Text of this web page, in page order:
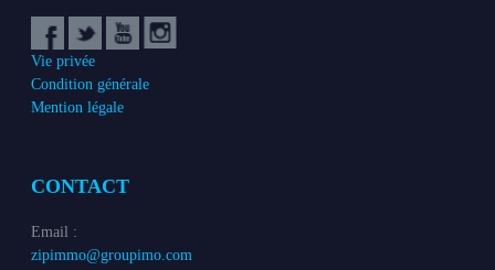
Vie privée
Condition générale
Mention légale
CONTACT
Email :
zipimmo@groupimo.com